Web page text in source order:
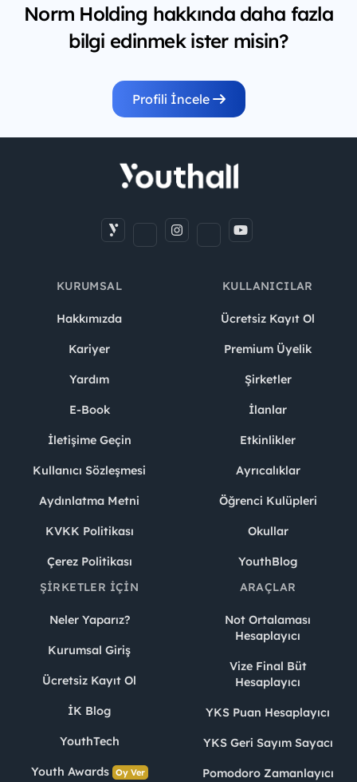
Norm Holding hakkında daha fazla
bilgi edinmek ister misin?
Profili İncele
KURUMSAL
Hakkımızda
Kariyer
Yardım
E-Book
İletişime Geçin
Kullanıcı Sözleşmesi
Aydınlatma Metni
KVKK Politikası
Çerez Politikası
KULLANICILAR
Ücretsiz Kayıt Ol
Premium Üyelik
Şirketler
İlanlar
Etkinlikler
Ayrıcalıklar
Öğrenci Kulüpleri
Okullar
YouthBlog
ŞIRKETLER İÇIN
Neler Yaparız?
Kurumsal Giriş
Ücretsiz Kayıt Ol
İK Blog
YouthTech
Youth Awards Oy Ver
ARAÇLAR
Not Ortalaması
Hesaplayıcı
Vize Final Büt
Hesaplayıcı
YKS Puan Hesaplayıcı
YKS Geri Sayım Sayacı
Pomodoro Zamanlayıcı